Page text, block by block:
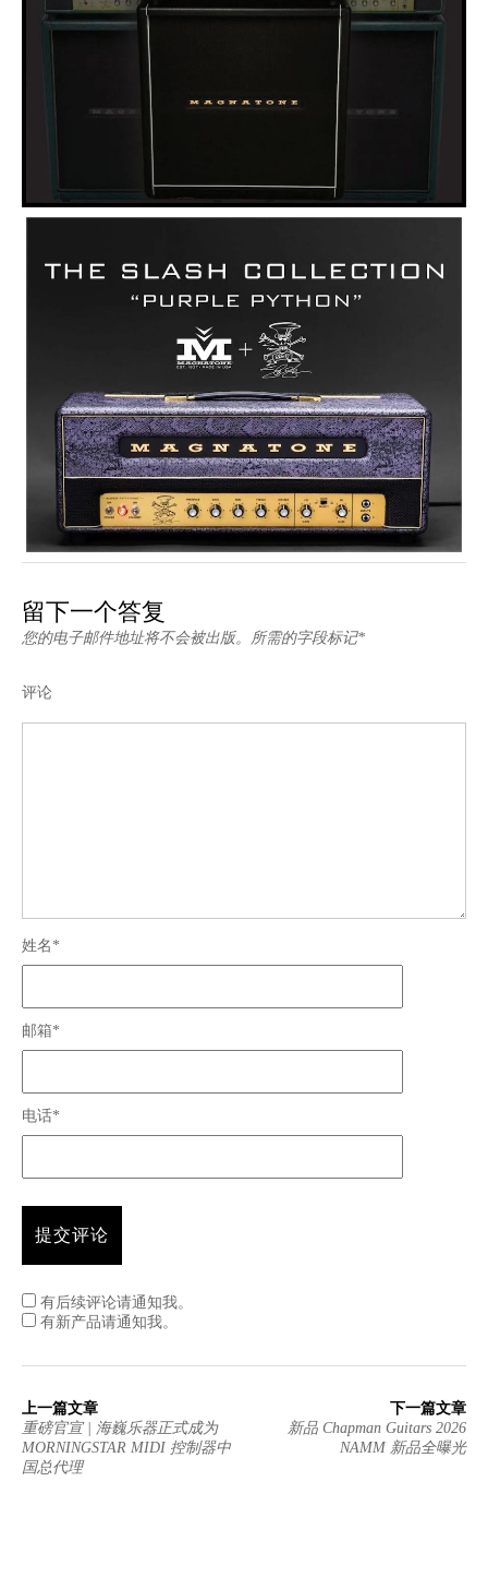
留下一个答复
您的电子邮件地址将不会被出版。所需的字段标记*
评论
姓名*
邮箱*
电话*
有后续评论请通知我。
有新产品请通知我。
上一篇文章
重磅官宣 | 海巍乐器正式成为
MORNINGSTAR MIDI 控制器中
国总代理
下一篇文章
新品 Chapman Guitars 2026
NAMM 新品全曝光